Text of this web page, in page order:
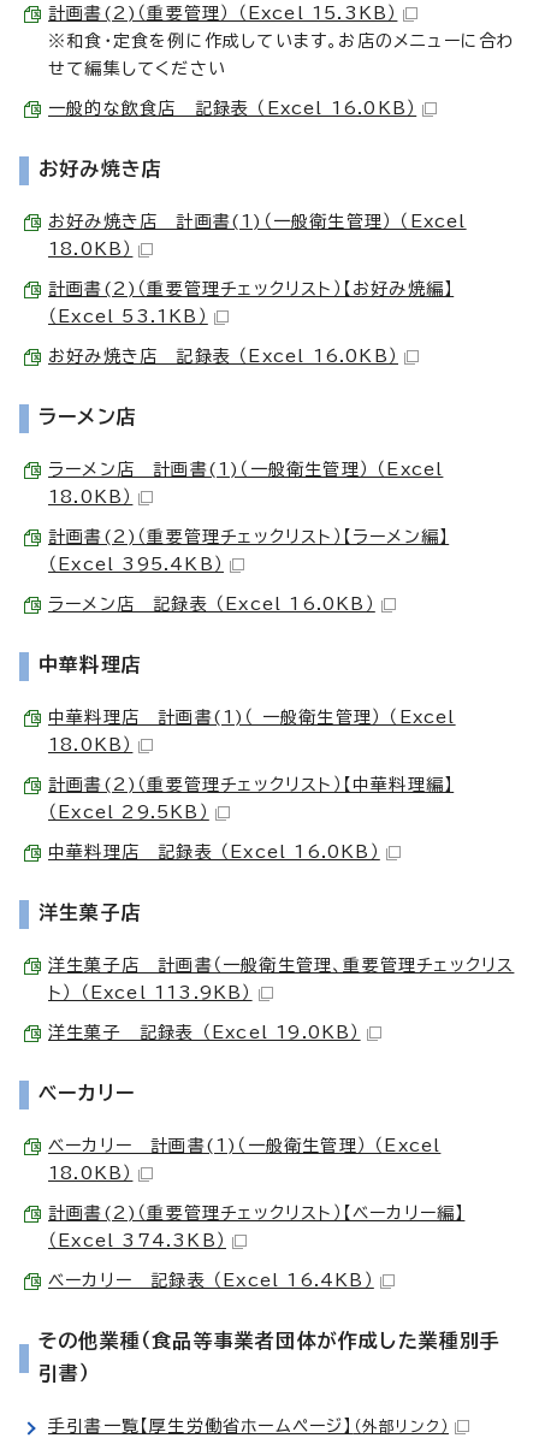
計画書(2)（重要管理） （Excel 15.3KB）
※和食・定食を例に作成しています。お店のメニューに合わ
せて編集してください
一般的な飲食店 記録表 （Excel 16.0KB）
お好み焼き店
お好み焼き店 計画書(1)（一般衛生管理） （Excel
18.0KB）
計画書(2)（重要管理チェックリスト）【お好み焼編】
（Excel 53.1KB）
お好み焼き店 記録表 （Excel 16.0KB）
ラーメン店
ラーメン店 計画書(1)（一般衛生管理） （Excel
18.0KB）
計画書(2)（重要管理チェックリスト）【ラーメン編】
（Excel 395.4KB）
ラーメン店 記録表 （Excel 16.0KB）
中華料理店
中華料理店 計画書(1)（ 一般衛生管理） （Excel
18.0KB）
計画書(2)（重要管理チェックリスト）【中華料理編】
（Excel 29.5KB）
中華料理店 記録表 （Excel 16.0KB）
洋生菓子店
洋生菓子店 計画書（一般衛生管理、重要管理チェックリス
ト） （Excel 113.9KB）
洋生菓子 記録表 （Excel 19.0KB）
ベーカリー
ベーカリー 計画書(1)（一般衛生管理） （Excel
18.0KB）
計画書(2)（重要管理チェックリスト）【ベーカリー編】
（Excel 374.3KB）
ベーカリー 記録表 （Excel 16.4KB）
その他業種（食品等事業者団体が作成した業種別手
引書）
手引書一覧【厚生労働省ホームページ】 （外部リンク）